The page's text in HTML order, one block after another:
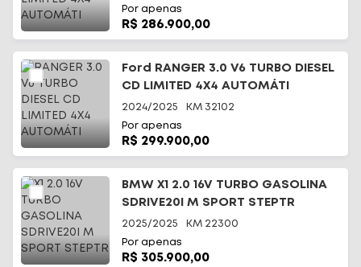
Por apenas
R$ 286.900,00
Ford RANGER 3.0 V6 TURBO DIESEL
CD LIMITED 4X4 AUTOMÁTI
2024/2025 KM 32102
Por apenas
R$ 299.900,00
BMW X1 2.0 16V TURBO GASOLINA
SDRIVE20I M SPORT STEPTR
2025/2025 KM 22300
Por apenas
R$ 305.900,00